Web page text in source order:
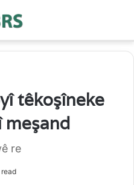
têkoşîneke
meşand
re